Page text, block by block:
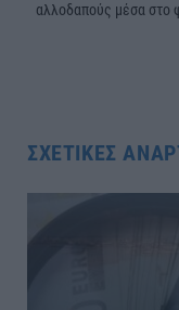
αλλοδαπούς μέσα στο
ΣΧΕΤΙΚΈΣ